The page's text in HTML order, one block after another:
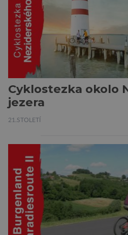
Cyklostezka okolo
jezera
21.STOLETÍ